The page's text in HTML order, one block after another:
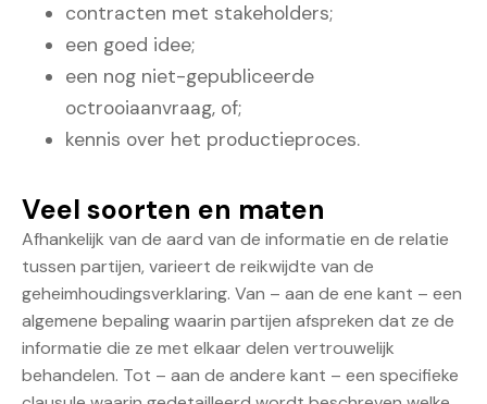
contracten met stakeholders;
een goed idee;
een nog niet-gepubliceerde
octrooiaanvraag, of;
kennis over het productieproces.
Veel soorten en maten
Afhankelijk van de aard van de informatie en de relatie
tussen partijen, varieert de reikwijdte van de
geheimhoudingsverklaring. Van – aan de ene kant – een
algemene bepaling waarin partijen afspreken dat ze de
informatie die ze met elkaar delen vertrouwelijk
behandelen. Tot – aan de andere kant – een specifieke